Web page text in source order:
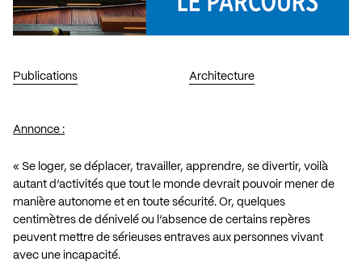
Publications Architecture
Annonce :
« Se loger, se déplacer, travailler, apprendre, se divertir, voilà
autant d’activités que tout le monde devrait pouvoir mener de
manière autonome et en toute sécurité. Or, quelques
centimètres de dénivelé ou l’absence de certains repères
peuvent mettre de sérieuses entraves aux personnes vivant
avec une incapacité.